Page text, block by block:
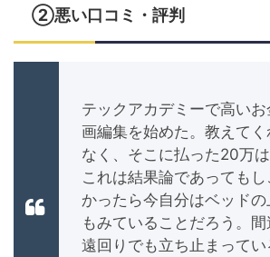
②悪い口コミ・評判
テックアカデミーで高い
画編集を始めた。教えて
なく、そこに払った20万は
これは結果論であっても
かったら今自分はベッド
もみていることだろう。
遠回りでも立ち止まって